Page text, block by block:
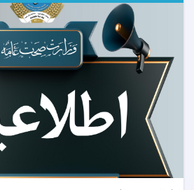
(ایگزیت)
رياست
عمومی
شورای
طبی
مربوط
وزارت
صحت
عامه!